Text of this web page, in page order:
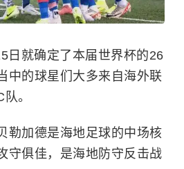
日就确定了本届世界杯的26
中的球星们大多来自海外联
。
勒加德是海地足球的中场核
守俱佳，是海地防守反击战